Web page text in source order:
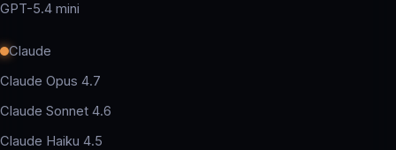
GPT-5.4 mini
Claude
Claude Opus 4.7
Claude Sonnet 4.6
Claude Haiku 4.5